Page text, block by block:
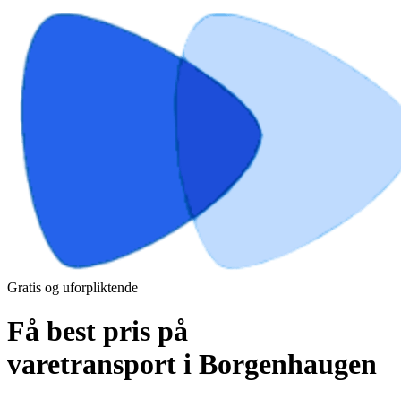
Gratis og uforpliktende
Få best pris på
varetransport i Borgenhaugen